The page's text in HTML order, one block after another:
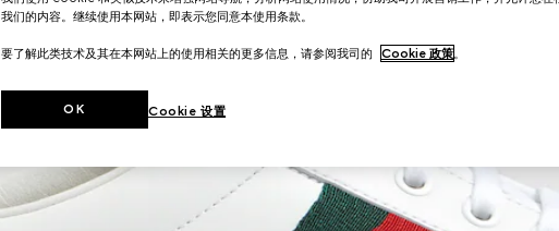
我们的内容。继续使用本网站，即表示您同意本使用条款。
要了解此类技术及其在本网站上的使用相关的更多信息，请参阅我司的 Cookie 政策。
Cookie 设置
OK